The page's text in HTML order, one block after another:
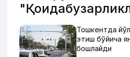
Тошкентда
этиш бўйича
бошлайди